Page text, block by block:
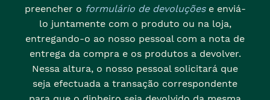
preencher o formulário de devoluçõese enviá-
lo juntamente com o produto ou na loja,
entregando-o ao nosso pessoal com a nota de
entrega da compra e os produtos a devolver.
Nessa altura, o nosso pessoal solicitará que
seja efectuada a transação correspondente